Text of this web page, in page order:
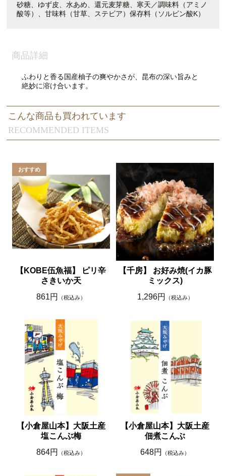
砂糖、ゆず皮、水あめ、還元麦芽糖、寒天／調味料（アミノ
酸等）、甘味料（甘草、ステビア）保存料（ソルビン酸K）
商品詳細
ふわりと香る国産柚子の爽やかさが、昆布の深い旨みと
絶妙に溶け合います。
RECOMMENDED ITEMS
こんな商品も買われています
【KOBE伍魚福】 ピリ辛
さきいか天
861円
（税込み）
【千房】 お好み焼(イカ豚
ミックス)
1,296円
（税込み）
【小倉屋山本】大阪土産
塩こんぶ梅
864円
（税込み）
【小倉屋山本】大阪土産
佃煮こんぶ
648円
（税込み）